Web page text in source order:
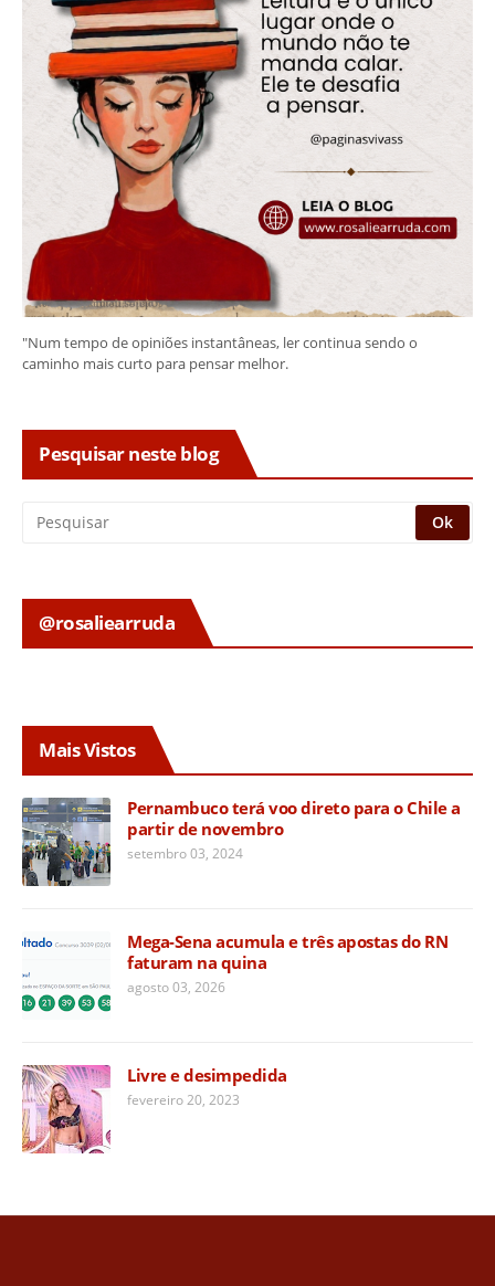
"Num tempo de opiniões instantâneas, ler continua sendo o
caminho mais curto para pensar melhor.
Pesquisar neste blog
@rosaliearruda
Mais Vistos
Pernambuco terá voo direto para o Chile a
partir de novembro
setembro 03, 2024
Mega-Sena acumula e três apostas do RN
faturam na quina
agosto 03, 2026
Livre e desimpedida
fevereiro 20, 2023